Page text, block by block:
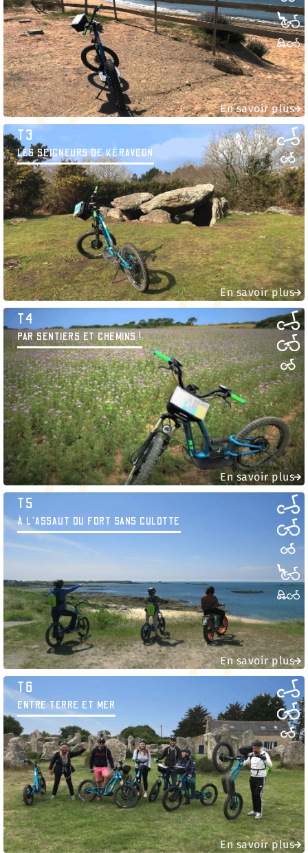
En savoir plus
T3
LES SEIGNEURS DE KÉRAVEON
En savoir plus
T4
PAR SENTIERS ET CHEMINS !
En savoir plus
T5
À L’ASSAUT DU FORT SANS CULOTTE
En savoir plus
T6
ENTRE TERRE ET MER
En savoir plus